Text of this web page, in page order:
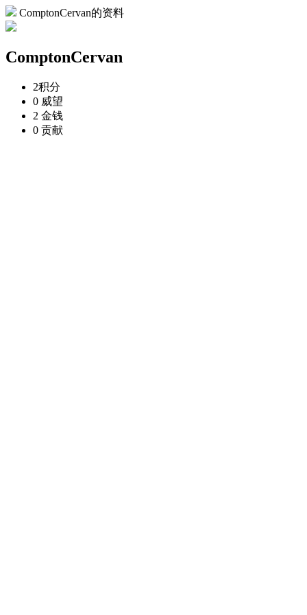
ComptonCervan的资料
ComptonCervan
2积分
0 威望
2 金钱
0 贡献